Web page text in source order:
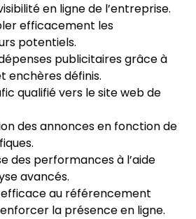
en ligne de l’entreprise.
efficacement les
potentiels.
publicitaires grâce à
enchères définis.
qualifié vers le site web de
des annonces en fonction de
des performances à l’aide
avancés.
au référencement
la présence en ligne.